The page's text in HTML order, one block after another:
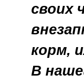
своих
корм,
В